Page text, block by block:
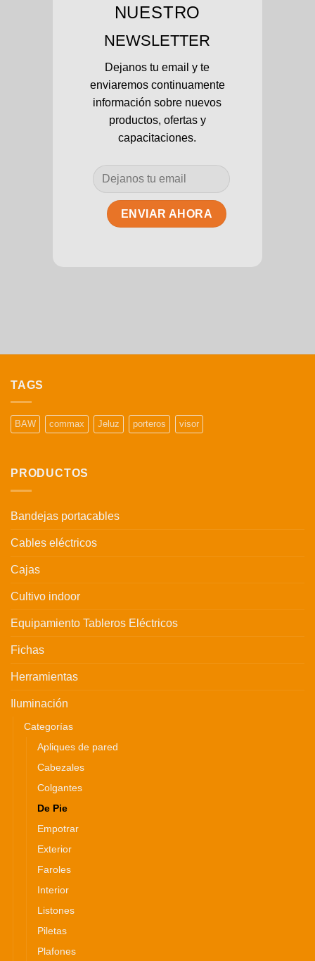
NUESTRO
NEWSLETTER
Dejanos tu email y te
enviaremos continuamente
información sobre nuevos
productos, ofertas y
capacitaciones.
TAGS
BAW commax Jeluz porteros visor
PRODUCTOS
Bandejas portacables
Cables eléctricos
Cajas
Cultivo indoor
Equipamiento Tableros Eléctricos
Fichas
Herramientas
Iluminación
Categorías
Apliques de pared
Cabezales
Colgantes
De Pie
Empotrar
Exterior
Faroles
Interior
Listones
Piletas
Plafones